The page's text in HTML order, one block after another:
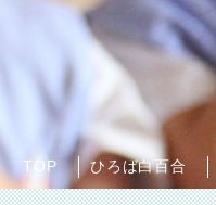
TOP ひろば白百合